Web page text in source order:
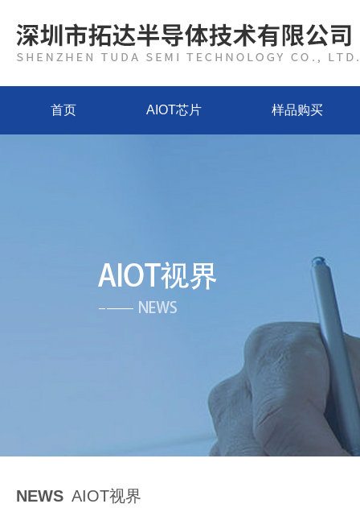
首页 AIOT芯片 样品购买
NEWS AIOT视界